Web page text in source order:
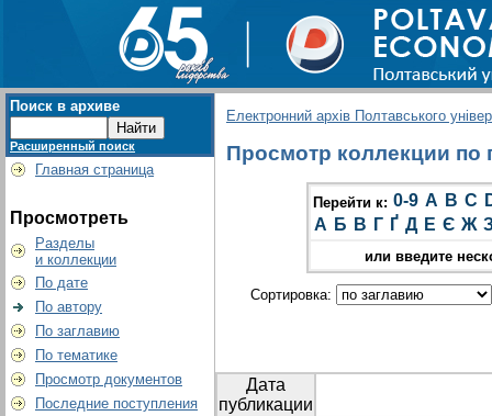
Поиск в архиве
Расширенный поиск
Главная страница
Просмотреть
Разделы
и коллекции
По дате
По автору
По заглавию
По тематике
Просмотр документов
Последние поступления
Електронний архів Полтавського
Просмотр коллекции по
Перейти к: 0-9 A B C
А Б В Г Ґ Д Е Є Ж
или введите
Сортировка:
Дата
публикации